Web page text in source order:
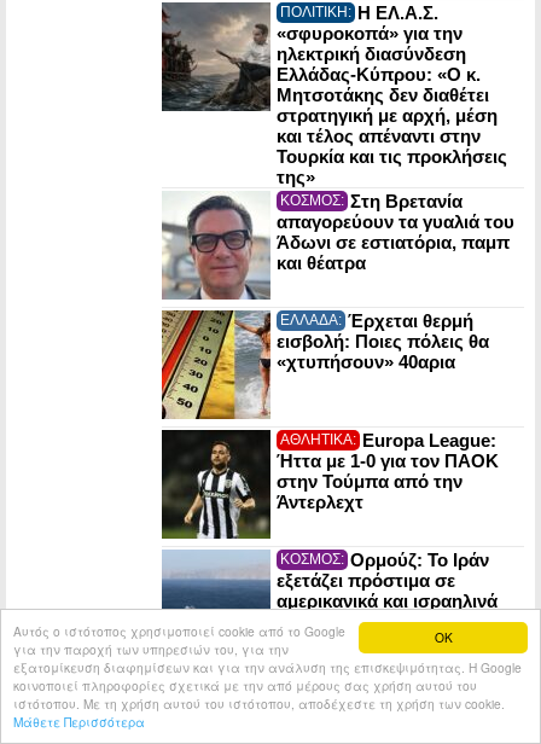
OK
Αυτός ο ιστότοπος χρησιμοποιεί cookie από το Google
για την παροχή των υπηρεσιών του, για την
εξατομίκευση διαφημίσεων και για την ανάλυση της επισκεψιμότητας. Η Google
κοινοποιεί πληροφορίες σχετικά με την από μέρους σας χρήση αυτού του
ιστότοπου. Με τη χρήση αυτού του ιστότοπου, αποδέχεστε τη χρήση των cookie.
Μάθετε Περισσότερα
ΠΟΛΙΤΙΚΗ: Η ΕΛ.Α.Σ.
«σφυροκοπά» για την
ηλεκτρική διασύνδεση
Ελλάδας-Κύπρου: «Ο κ.
Μητσοτάκης δεν διαθέτει
στρατηγική με αρχή, μέση
και τέλος απέναντι στην
Τουρκία και τις προκλήσεις
της»
ΚΟΣΜΟΣ: Στη Βρετανία
απαγορεύουν τα γυαλιά του
Άδωνι σε εστιατόρια, παμπ
και θέατρα
ΕΛΛΑΔΑ: Έρχεται θερμή
εισβολή: Ποιες πόλεις θα
«χτυπήσουν» 40αρια
ΑΘΛΗΤΙΚΑ: Europa League:
Ήττα με 1-0 για τον ΠΑΟΚ
στην Τούμπα από την
Άντερλεχτ
ΚΟΣΜΟΣ: Ορμούζ: Το Ιράν
εξετάζει πρόστιμα σε
αμερικανικά και ισραηλινά
πλοία που θα το διασχίζουν
© 2026Tribune.gr All rights reserved.
Entries RSS
Κατασκευή Ιστοσελίδων tcp.gr Project - V2